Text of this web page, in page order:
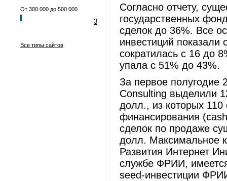
От 300 000 до 500 000
3
Все типы сайтов
Согласно отчету,
государственных
сделок до 36%. Все
инвестиций показали
сократилась с 16 до
упала с 51% до 43%.
За первое полугодие
Consulting выделили
долл., из которых 110
финансирования
сделок по продаже
долл. Максимальное
Развития Интернет
службе ФРИИ,
seed-инвестиции